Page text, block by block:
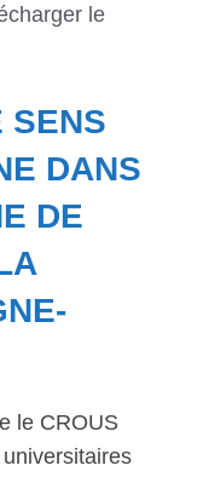
le
SENS
DANS
DE
le CROUS